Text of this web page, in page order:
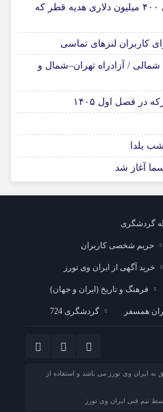
کاخ پرنده ترامپ؟ /هواپیمای ۴۰۰ میلیون دلاری هدیه قطر که
کاربران لنزهای تماسی
/ آزادراه تهران–شمال و
در فصل اول ۱۴۰۵
یلدا
آغاز شد
گردشگری
حریم شخصی کاربران
خرید آگهی از ایران وی تورز
فرهنگ و تاریخ (ایران و جهان)
همسفر گردشگری 724
ایران وی تورز می باشد و استفاده از
تیم فنی ایران وی تورز